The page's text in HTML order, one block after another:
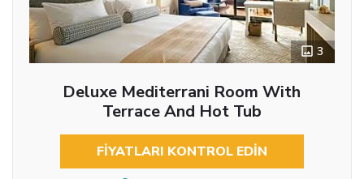
3
Deluxe Mediterrani Room With
Terrace And Hot Tub
FIYATLARI KONTROL EDIN